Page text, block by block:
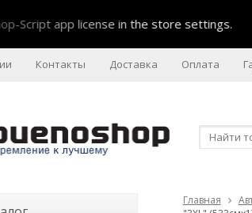
app license in the store settings.
Контакты Доставка Оплата
Главная